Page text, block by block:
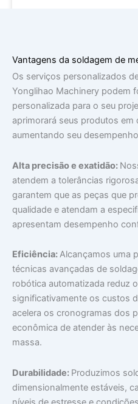
Vantagens da soldagem de
Os serviços personalizados
Yonglihao Machinery podem
personalizada para o seu
aprimorará seus produtos em
aumentando seu
Alta precisão e exatidão:
atendem a tolerâncias
garantem que as peças que
qualidade e atendam a
apresentam desempenho
Eficiência:Alcançamos uma
técnicas avançadas de
robótica automatizada reduz
significativamente os custos
acelera os cronogramas dos
econômica de atender às
massa.
Durabilidade: Produzimos
dimensionalmente estáveis,